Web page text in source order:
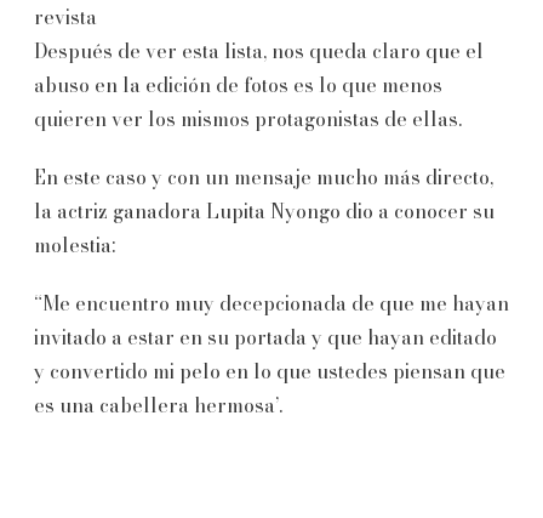
revista
Después de ver esta lista, nos queda claro que el
abuso en la edición de fotos es lo que menos
quieren ver los mismos protagonistas de ellas.
En este caso y con un mensaje mucho más directo,
la actriz ganadora Lupita Nyongo dio a conocer su
molestia:
“Me encuentro muy decepcionada de que me hayan
invitado a estar en su portada y que hayan editado
y convertido mi pelo en lo que ustedes piensan que
es una cabellera hermosa’.